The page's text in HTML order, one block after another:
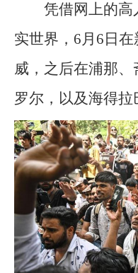
凭借网上的高
实世界，6月6日
威，之后在浦那
罗尔，以及海得拉